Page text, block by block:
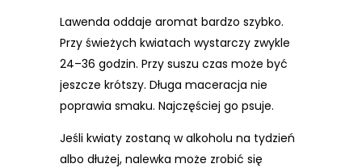
Lawenda oddaje aromat bardzo szybko.
Przy świeżych kwiatach wystarczy zwykle
24–36 godzin. Przy suszu czas może być
jeszcze krótszy. Długa maceracja nie
poprawia smaku. Najczęściej go psuje.
Jeśli kwiaty zostaną w alkoholu na tydzień
albo dłużej, nalewka może zrobić się